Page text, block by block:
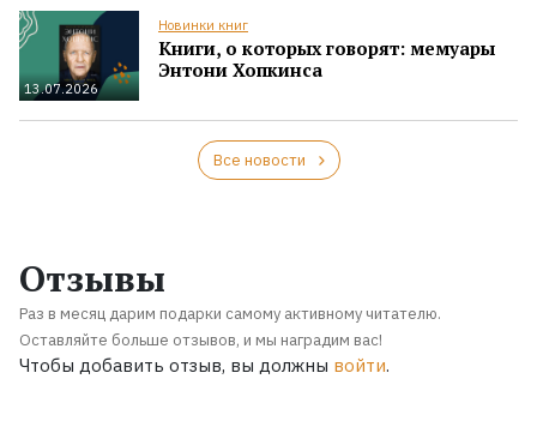
13.07.2026
Новинки книг
Книги, о которых говорят: мемуары
Энтони Хопкинса
Все новости
Отзывы
Раз в месяц дарим подарки самому активному читателю.
Оставляйте больше отзывов, и мы наградим вас!
Чтобы добавить отзыв, вы должны войти.